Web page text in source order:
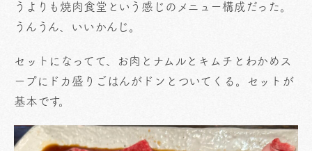
うよりも焼肉食堂という感じのメニュー構成だった。
うんうん、いいかんじ。
セットになってて、お肉とナムルとキムチとわかめス
ープにドカ盛りごはんがドンとついてくる。セットが
基本です。